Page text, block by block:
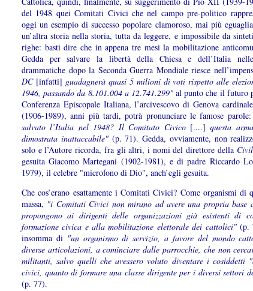
del 1948 quei Comitati Civici che nel campo pre-politico
oggi un esempio di successo popolare clamoroso, mai più
un’altra storia nella storia, tutta da leggere, e impossibile da
righe: basti dire che in appena tre mesi la mobilitazione
Gedda per salvare la libertà della Chiesa e dell’Italia
drammatiche dopo la Seconda Guerra Mondiale riesce
DC[infatti] guadagnerà quasi 5 milioni di voti rispetto alle
1946, passando da 8.101.004 a 12.741.299"al punto che il futuro
Conferenza Episcopale Italiana, l’arcivescovo di Genova
(1906-1989), anni più tardi, potrà pronunciare le famose parole:
salvato l’Italia nel 1948? Il Comitato Civico[....]questa
dimostrata inattaccabile"(p. 71). Gedda, ovviamente, non
solo e l’Autore ricorda, fra gli altri, i nomi del direttore della
gesuita Giacomo Martegani (1902-1981), e di padre Riccardo
1979), il celebre "microfono di Dio", anch’egli gesuita.
Che cos’erano esattamente i Comitati Civici? Come organismi di
massa, "i Comitati Civici non mirano ad avere una propria base
propongono ai dirigenti delle organizzazioni già esistenti di
formazione civica e alla mobilitazione elettorale dei cattolici"(p.
insomma di "un organismo di servizio, a favore del mondo
diverse articolazioni, a cominciare dalle parrocchie, che non
militanti, salvo quelli che avessero voluto diventare i cosiddetti
civici, quanto di formare una classe dirigente per i diversi settori
(p. 77).